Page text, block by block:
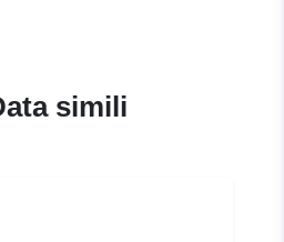
9c1c5126d2af
simili